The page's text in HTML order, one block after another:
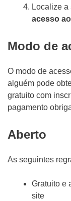
Localize
acesso
Modo de
O modo de
alguém pode
gratuito com
pagamento
Aberto
As seguintes
Gratuito e
site